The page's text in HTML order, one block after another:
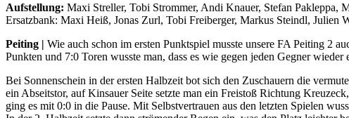
Aufstellung: Maxi Streller, Tobi Strommer, Andi Knauer, Stefan Pakleppa,
Ersatzbank: Maxi Heiß, Jonas Zurl, Tobi Freiberger, Markus Steindl, Julien
Peiting | Wie auch schon im ersten Punktspiel musste unsere FA Peiting 2
Punkten und 7:0 Toren wusste man, dass es wie gegen jeden Gegner
Bei Sonnenschein in der ersten Halbzeit bot sich den Zuschauern die
ein Abseitstor, auf Kinsauer Seite setzte man ein Freistoß Richtung
ging es mit 0:0 in die Pause. Mit Selbstvertrauen aus den letzten Spielen